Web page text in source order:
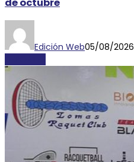
de octubre
Edición Web05/08/2026